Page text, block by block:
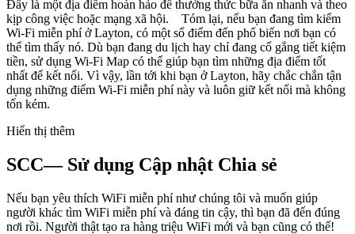
Đây là một địa điểm hoàn hảo để thưởng thức bữa ăn nhanh và theo
kịp công việc hoặc mạng xã hội. Tóm lại, nếu bạn đang tìm kiếm
Wi-Fi miễn phí ở Layton, có một số điểm đến phổ biến nơi bạn có
thể tìm thấy nó. Dù bạn đang du lịch hay chỉ đang cố gắng tiết kiệm
tiền, sử dụng Wi-Fi Map có thể giúp bạn tìm những địa điểm tốt
nhất để kết nối. Vì vậy, lần tới khi bạn ở Layton, hãy chắc chắn tận
dụng những điểm Wi-Fi miễn phí này và luôn giữ kết nối mà không
tốn kém.
Hiển thị thêm
SCC— Sử dụng Cập nhật Chia sẻ
Nếu bạn yêu thích WiFi miễn phí như chúng tôi và muốn giúp
người khác tìm WiFi miễn phí và đáng tin cậy, thì bạn đã đến đúng
nơi rồi. Người thật tạo ra hàng triệu WiFi mới và bạn cũng có thể!